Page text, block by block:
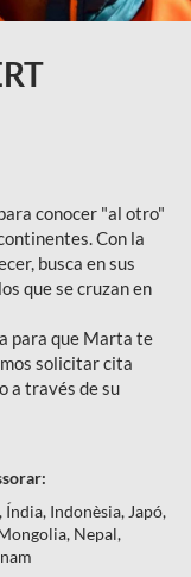
conocer "al otro"
Con la
busca en sus
que se cruzan en
para que Marta te
solicitar cita
a través de su
, Índia, Indonèsia,Japó,
, Nepal,